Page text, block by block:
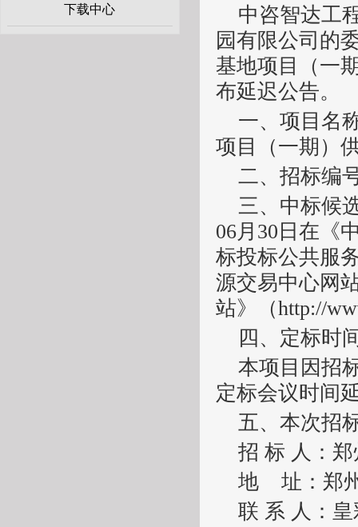
下载中心
中咨智达工
园有限公司的
基地项目（一
布延迟公告。
一、项目名
项目（一期）
二、招标编
三、中标候
06月30日在《
标投标公共服
源交易中心网
站》（http://
四、定标时
本项目因招
定标会议时间
五、本次招
招 标 人：
地
址：郑
联 系 人：